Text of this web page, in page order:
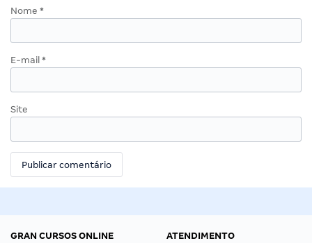
Nome *
E-mail *
Site
GRAN CURSOS ONLINE
ATENDIMENTO